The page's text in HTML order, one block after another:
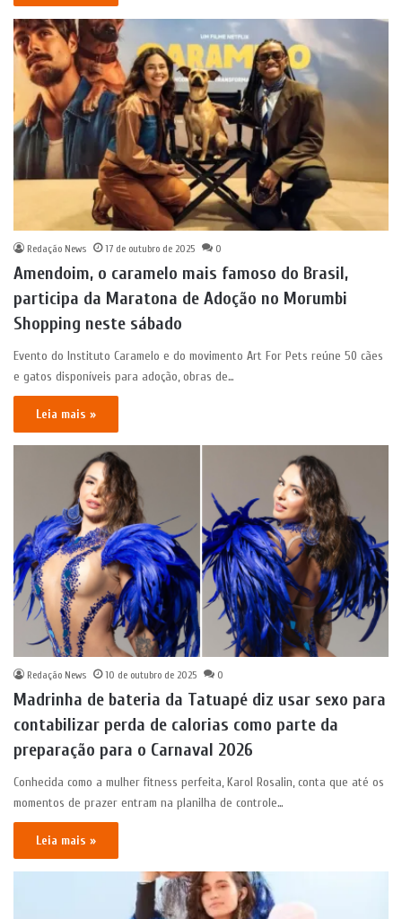
Redação News 17 de outubro de 2025 0
Amendoim, o caramelo mais famoso do Brasil,
participa da Maratona de Adoção no Morumbi
Shopping neste sábado
Evento do Instituto Caramelo e do movimento Art For Pets reúne 50 cães
e gatos disponíveis para adoção, obras de…
Leia mais »
Redação News 10 de outubro de 2025 0
Madrinha de bateria da Tatuapé diz usar sexo para
contabilizar perda de calorias como parte da
preparação para o Carnaval 2026
Conhecida como a mulher fitness perfeita, Karol Rosalin, conta que até os
momentos de prazer entram na planilha de controle…
Leia mais »